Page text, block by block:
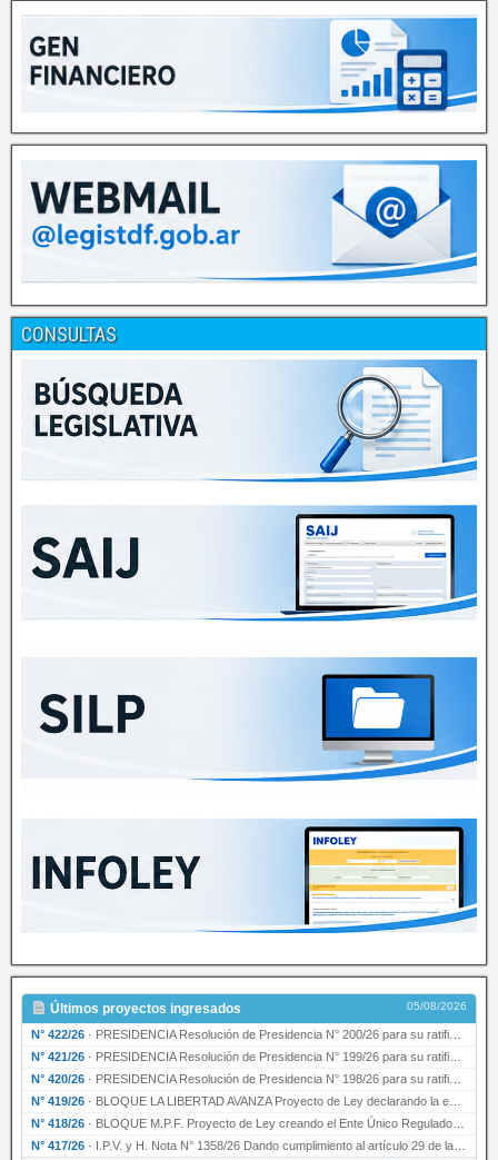
CONSULTAS
Últimos proyectos ingresados 05/08/2026
N° 422/26 · PRESIDENCIA Resolución de Presidencia N° 200/26 para su ratificación.
N° 421/26 · PRESIDENCIA Resolución de Presidencia N° 199/26 para su ratificación.
N° 420/26 · PRESIDENCIA Resolución de Presidencia N° 198/26 para su ratificación.
N° 419/26 · BLOQUE LA LIBERTAD AVANZA Proyecto de Ley declarando la esencialidad del servicio educativ…
N° 418/26 · BLOQUE M.P.F. Proyecto de Ley creando el Ente Único Regulador de servicios públicos de la …
N° 417/26 · I.P.V. y H. Nota N° 1358/26 Dando cumplimiento al artículo 29 de la Ley provincial N° 1399…